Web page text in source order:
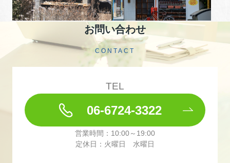
お問い合わせ
CONTACT
TEL
06-6724-3322
営業時間：10:00～19:00
定休日：火曜日 水曜日